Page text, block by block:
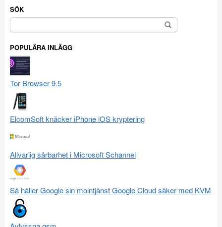
SÖK
Sök
efter:
POPULÄRA INLÄGG
Tor Browser 9.5
ElcomSoft knäcker iPhone iOS kryptering
Allvarlig sårbarhet i Microsoft Schannel
Så håller Google sin molntjänst Google Cloud säker med KVM